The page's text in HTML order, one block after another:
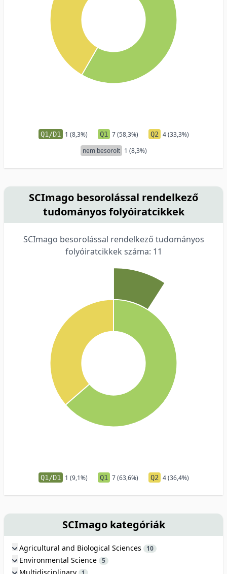
Q1/D1 1 (8,3%) Q1 7 (58,3%) Q2 4 (33,3%)
nem besorolt 1 (8,3%)
SCImago besorolással rendelkező
tudományos folyóiratcikkek
SCImago besorolással rendelkező tudományos
folyóiratcikkek száma: 11
Q1/D1 1 (9,1%) Q1 7 (63,6%) Q2 4 (36,4%)
SCImago kategóriák
Agricultural and Biological Sciences 10
Environmental Science 5